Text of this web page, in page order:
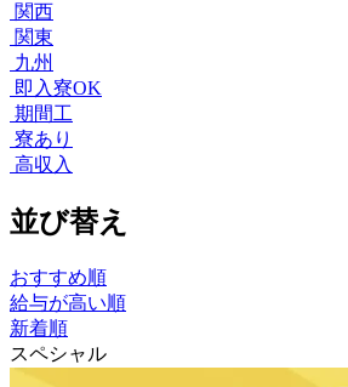
関西
関東
九州
即入寮OK
期間工
寮あり
高収入
並び替え
おすすめ順
給与が高い順
新着順
スペシャル